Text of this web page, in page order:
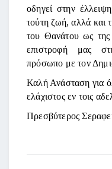
οδηγεί στην
τούτη ζωή, αλλά και
του Θανάτου ως
επιστροφή μας
πρόσωπο με τον
Καλή Ανάσταση για
ελάχιστος εν τοις
Πρεσβύτερος